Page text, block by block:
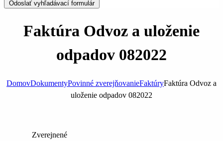
Odoslať vyhľadávací formulár
Faktúra Odvoz a uloženie
odpadov 082022
DomovDokumentyPovinné zverejňovanieFaktúryFaktúra Odvoz a
uloženie odpadov 082022
Zverejnené